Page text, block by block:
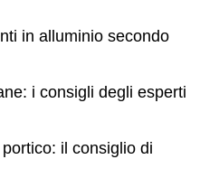
in alluminio secondo
i consigli degli esperti
il consiglio di